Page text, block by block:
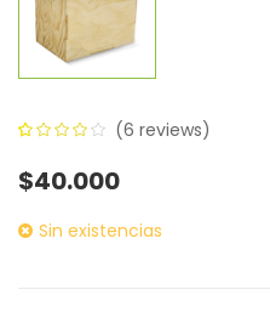
out of
(6 reviews)
$40.000
Sin existencias